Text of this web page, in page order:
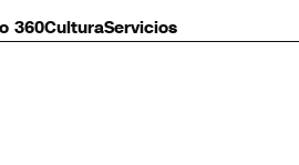
360CulturaServicios